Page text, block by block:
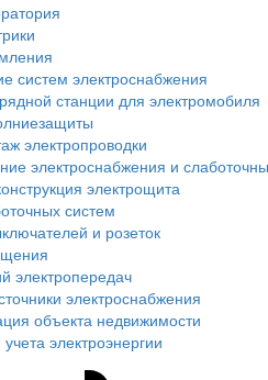
систем электроснабжения
станции для электромобиля
электропроводки
электроснабжения и
электрощита
систем
и розеток
электропередач
электроснабжения
объекта недвижимости
электроэнергии